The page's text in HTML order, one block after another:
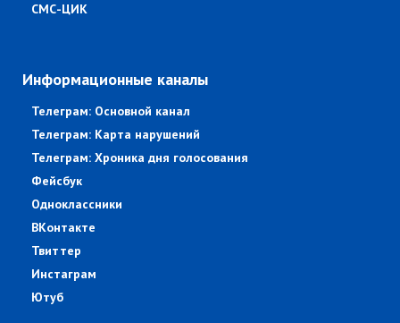
СМС-ЦИК
Информационные каналы
Телеграм: Основной канал
Телеграм: Карта нарушений
Телеграм: Хроника дня голосования
Фейсбук
Одноклассники
ВКонтакте
Твиттер
Инстаграм
Ютуб